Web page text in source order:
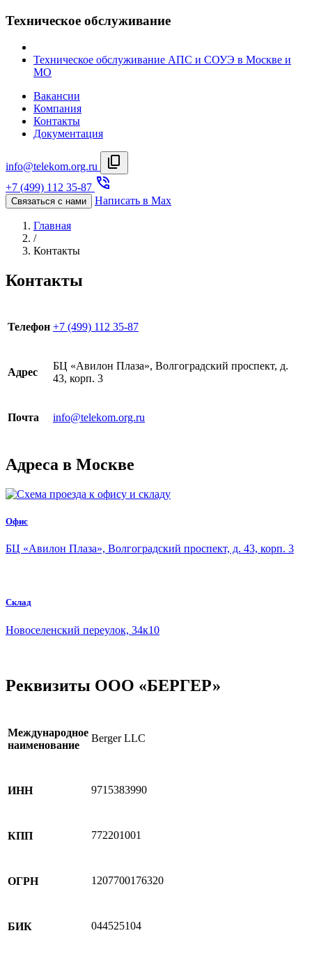
Техническое обслуживание
Техническое обслуживание АПС и СОУЭ в Москве и
МО
Вакансии
Компания
Контакты
Документация
info@telekom.org.ru
+7 (499) 112 35-87
Связаться с нами Написать в Max
Главная
/
Контакты
Контакты
Телефон +7 (499) 112 35-87
Адрес
БЦ «Авилон Плаза», Волгоградский проспект, д.
43, корп. 3
Почта info@telekom.org.ru
Адреса в Москве
Офис
БЦ «Авилон Плаза», Волгоградский проспект, д. 43, корп. 3
Склад
Новоселенский переулок, 34к10
Реквизиты ООО «БЕРГЕР»
Международное
наименование
Berger LLC
ИНН 9715383990
КПП 772201001
ОГРН 1207700176320
БИК 044525104